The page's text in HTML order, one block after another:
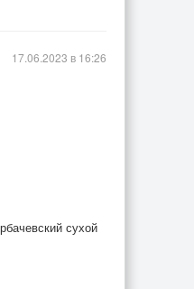
сухой
17.06.2023 в 16:26